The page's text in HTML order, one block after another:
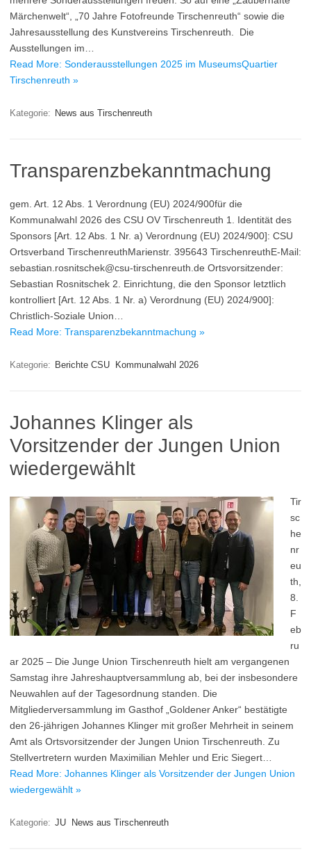
Märchenwelt“, „70 Jahre Fotofreunde Tirschenreuth“ sowie die
Jahresausstellung des Kunstvereins Tirschenreuth. Die
Ausstellungen im…
Read More: Sonderausstellungen 2025 im MuseumsQuartier
Tirschenreuth »
Kategorie: News aus Tirschenreuth
Transparenzbekanntmachung
gem. Art. 12 Abs. 1 Verordnung (EU) 2024/900für die
Kommunalwahl 2026 des CSU OV Tirschenreuth 1. Identität des
Sponsors [Art. 12 Abs. 1 Nr. a) Verordnung (EU) 2024/900]: CSU
Ortsverband TirschenreuthMarienstr. 395643 TirschenreuthE-Mail:
sebastian.rosnitschek@csu-tirschenreuth.de Ortsvorsitzender:
Sebastian Rosnitschek 2. Einrichtung, die den Sponsor letztlich
kontrolliert [Art. 12 Abs. 1 Nr. a) Verordnung (EU) 2024/900]:
Christlich-Soziale Union…
Read More: Transparenzbekanntmachung »
Kategorie: Berichte CSU Kommunalwahl 2026
Johannes Klinger als
Vorsitzender der Jungen Union
wiedergewählt
Tir
sc
he
nr
eu
th,
8.
F
eb
ru
ar 2025 – Die Junge Union Tirschenreuth hielt am vergangenen
Samstag ihre Jahreshauptversammlung ab, bei der insbesondere
Neuwahlen auf der Tagesordnung standen. Die
Mitgliederversammlung im Gasthof „Goldener Anker“ bestätigte
den 26-jährigen Johannes Klinger mit großer Mehrheit in seinem
Amt als Ortsvorsitzender der Jungen Union Tirschenreuth. Zu
Stellvertretern wurden Maximilian Mehler und Eric Siegert…
Read More: Johannes Klinger als Vorsitzender der Jungen Union
wiedergewählt »
Kategorie: JU News aus Tirschenreuth